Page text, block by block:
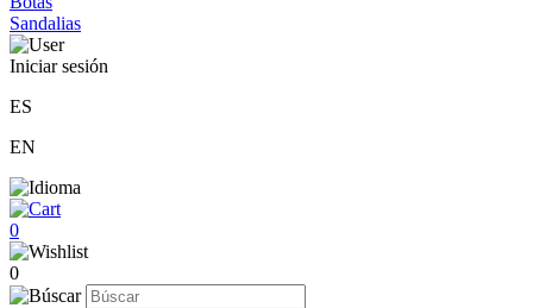
Sandalias
Iniciar sesión
ES
EN
0
0